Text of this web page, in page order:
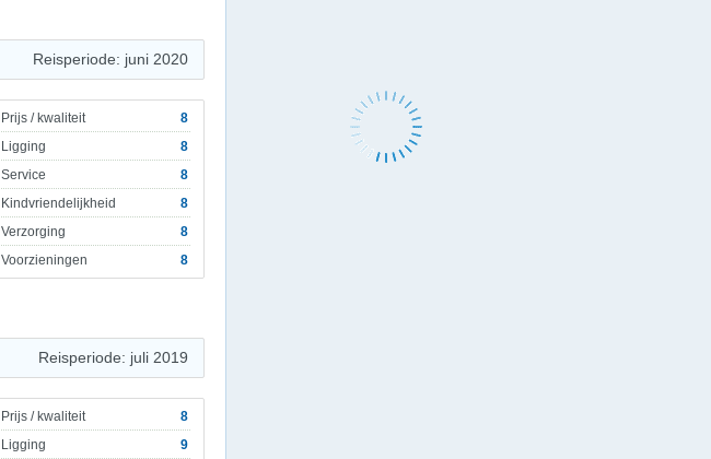
Reisperiode: juni 2020
Prijs / kwaliteit
8
Ligging
8
Service
8
Kindvriendelijkheid
8
Verzorging
8
Voorzieningen
8
Reisperiode: juli 2019
Prijs / kwaliteit
8
Ligging
9